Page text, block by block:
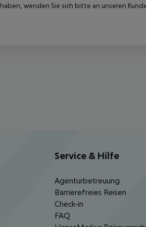
haben, wenden Sie sich bitte an unseren
Service & Hilfe
Agenturbetreuung
Barrierefreies Reisen
Check-in
FAQ